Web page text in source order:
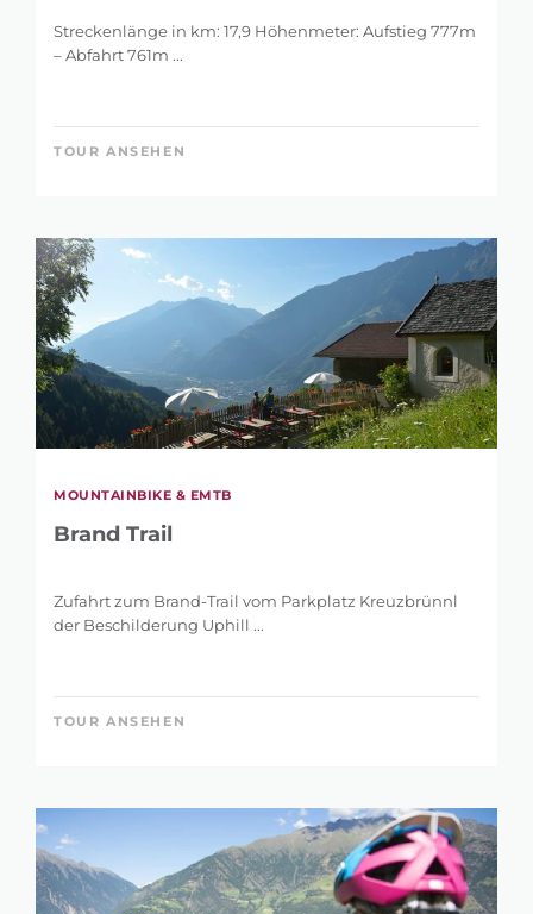
Streckenlänge in km: 17,9 Höhenmeter: Aufstieg 777m
– Abfahrt 761m ...
TOUR ANSEHEN
MOUNTAINBIKE & EMTB
Brand Trail
Zufahrt zum Brand-Trail vom Parkplatz Kreuzbrünnl
der Beschilderung Uphill ...
TOUR ANSEHEN